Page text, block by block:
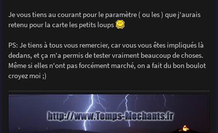
Je vous tiens au courant pour le paramètre ( ou les ) que j'aurais
retenu pour la carte les petits loups
PS: Je tiens à tous vous remercier, car vous vous êtes impliqués là
dedans, et ça m'a permis de tester vraiment beaucoup de choses.
Même si elles n'ont pas forcément marché, on a fait du bon boulot
croyez moi ;)